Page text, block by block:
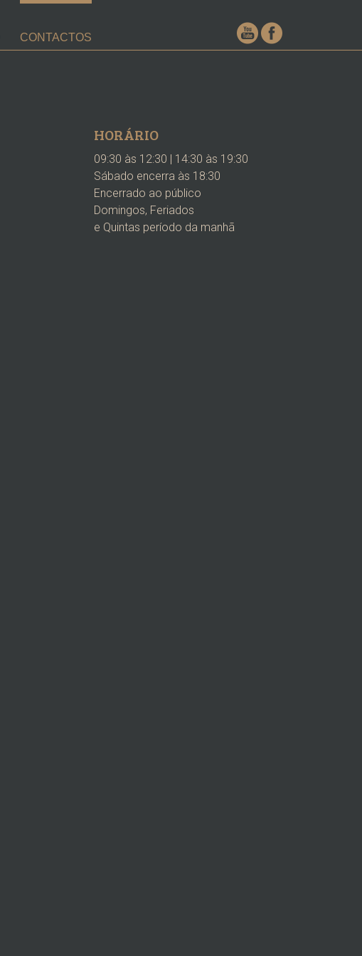
CONTACTOS
HORÁRIO
09:30 às 12:30 | 14:30 às 19:30
Sábado encerra às 18:30
Encerrado ao público
Domingos, Feriados
e Quintas período da manhã